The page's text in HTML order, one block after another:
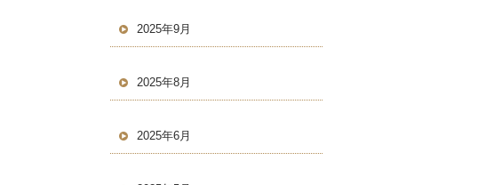
2025年9月
2025年8月
2025年6月